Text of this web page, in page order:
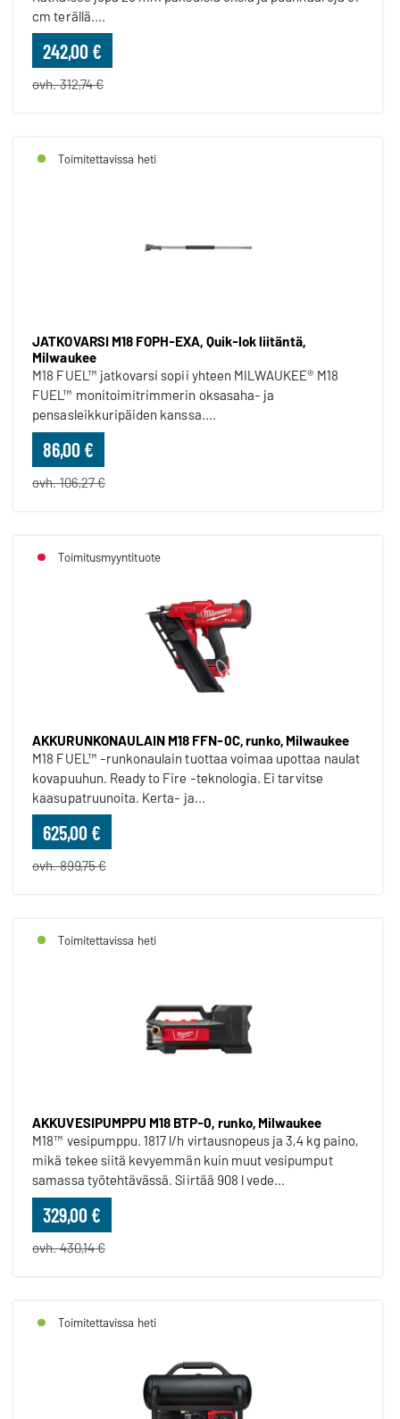
cm terällä....
242,00 €
ovh. 312,74 €
Toimitettavissa heti
JATKOVARSI M18 FOPH-EXA, Quik-lok liitäntä,
Milwaukee
M18 FUEL™ jatkovarsi sopii yhteen MILWAUKEE® M18
FUEL™ monitoimitrimmerin oksasaha- ja
pensasleikkuripäiden kanssa....
86,00 €
ovh. 106,27 €
Toimitusmyyntituote
AKKURUNKONAULAIN M18 FFN-0C, runko, Milwaukee
M18 FUEL™ -runkonaulain tuottaa voimaa upottaa naulat
kovapuuhun. Ready to Fire -teknologia. Ei tarvitse
kaasupatruunoita. Kerta- ja...
625,00 €
ovh. 899,75 €
Toimitettavissa heti
AKKUVESIPUMPPU M18 BTP-0, runko, Milwaukee
M18™ vesipumppu. 1817 l/h virtausnopeus ja 3,4 kg paino,
mikä tekee siitä kevyemmän kuin muut vesipumput
samassa työtehtävässä. Siirtää 908 l vede...
329,00 €
ovh. 430,14 €
Toimitettavissa heti